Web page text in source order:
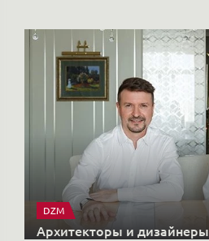
DZM
Архитекторы и дизайнеры